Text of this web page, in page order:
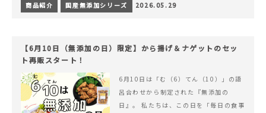
商品紹介 国産無添加シリーズ 2026.05.29
【6月10日（無添加の日）限定】から揚げ＆ナゲットのセッ
ト再販スタート！
6月10日は「む（6）てん（10）」の語
呂合わせから制定された『無添加の
日』。 私たちは、この日を「毎日の食事